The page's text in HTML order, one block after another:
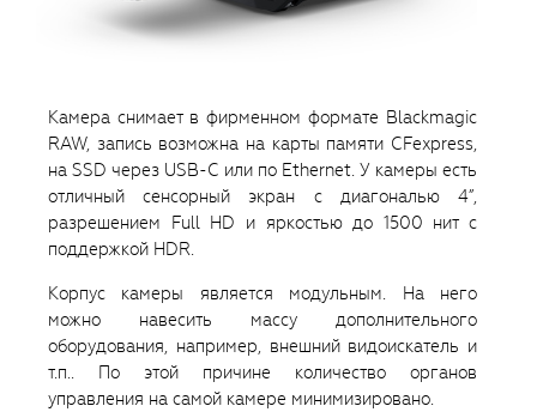
Камера снимает в фирменном формате Blackmagic
RAW, запись возможна на карты памяти CFexpress,
на SSD через USB-C или по Ethernet. У камеры есть
отличный сенсорный экран с диагональю 4”,
разрешением Full HD и яркостью до 1500 нит с
поддержкой HDR.
Корпус камеры является модульным. На него
можно навесить массу дополнительного
оборудования, например, внешний видоискатель и
т.п.. По этой причине количество органов
управления на самой камере минимизировано.